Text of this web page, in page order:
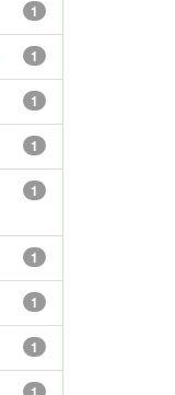
1
1
1
1
1
1
1
1